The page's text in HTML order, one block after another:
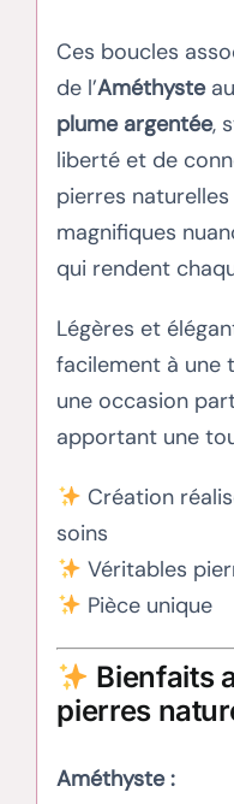
Ces boucles
de l’Améthyste
plume argentée,
liberté et de
pierres
magnifiques
qui rendent
Légères et
facilement à une
une occasion
apportant une
Création
soins
Véritables
Pièce unique
Bienfaits
pierres
Améthyste :